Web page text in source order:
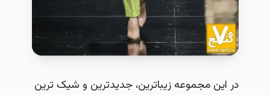
در این مجموعه زیباترین، جدیدترین و شیک ترین